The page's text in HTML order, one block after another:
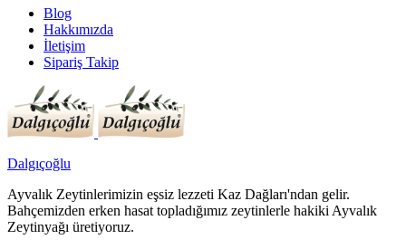
Blog
Hakkımızda
İletişim
Sipariş Takip
Dalgıçoğlu
Ayvalık Zeytinlerimizin eşsiz lezzeti Kaz Dağları'ndan gelir.
Bahçemizden erken hasat topladığımız zeytinlerle hakiki Ayvalık
Zeytinyağı üretiyoruz.